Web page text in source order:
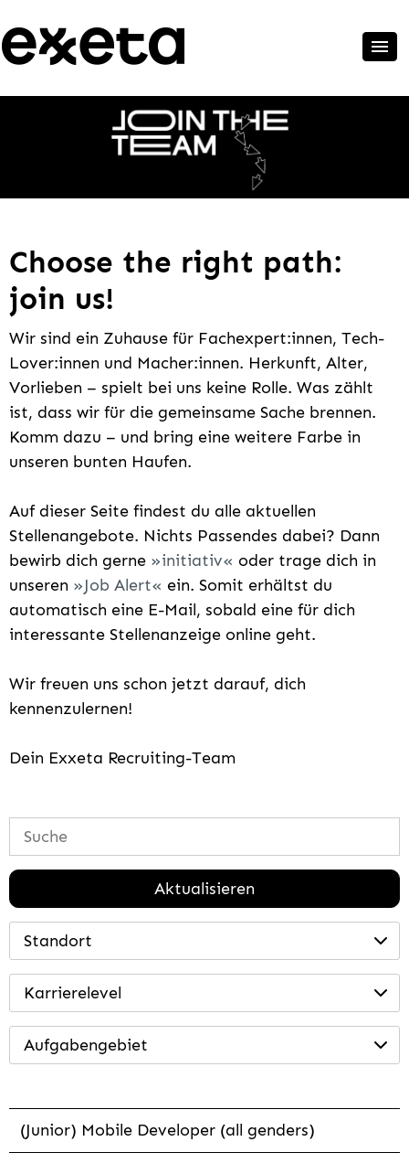
Choose the right path:
join us!
Wir sind ein Zuhause für Fachexpert:innen, Tech-
Lover:innen und Macher:innen. Herkunft, Alter,
Vorlieben – spielt bei uns keine Rolle. Was zählt
ist, dass wir für die gemeinsame Sache brennen.
Komm dazu – und bring eine weitere Farbe in
unseren bunten Haufen.
Auf dieser Seite findest du alle aktuellen
Stellenangebote. Nichts Passendes dabei? Dann
bewirb dich gerne
initiativ
oder trage dich in
unseren
Job Alert
ein. Somit erhältst du
automatisch eine E-Mail, sobald eine für dich
interessante Stellenanzeige online geht.
Wir freuen uns schon jetzt darauf, dich
kennenzulernen!
Dein Exxeta Recruiting-Team
Aktualisieren
Standort
Karrierelevel
Aufgabengebiet
(Junior) Mobile Developer (all genders)